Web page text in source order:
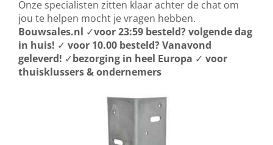
Onze specialisten zitten klaar achter de chat om
jou te helpen mocht je vragen hebben.
Bouwsales.nl ✓voor 23:59 besteld? volgende dag
in huis! ✓ voor 10.00 besteld? Vanavond
geleverd! ✓bezorging in heel Europa ✓ voor
thuisklussers & ondernemers